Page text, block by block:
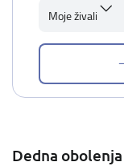
Moje živali
Dedna obolenja